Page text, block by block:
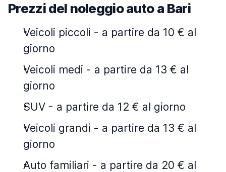
Prezzi del noleggio auto a Bari
Veicoli piccoli - a partire da 10 € al
giorno
Veicoli medi - a partire da 13 € al
giorno
SUV - a partire da 12 € al giorno
Veicoli grandi - a partire da 13 € al
giorno
Auto familiari - a partire da 20 € al